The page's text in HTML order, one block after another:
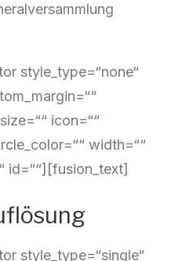
style_type=“none“
icon=““
width=““
id=““][fusion_text]
style_type=“single“